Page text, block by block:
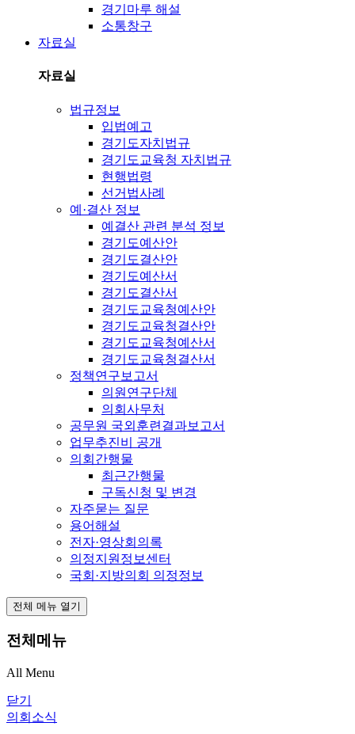
경기마루 해설
소통창구
자료실
자료실
법규정보
입법예고
경기도자치법규
경기도교육청 자치법규
현행법령
선거법사례
예·결산 정보
예결산 관련 분석 정보
경기도예산안
경기도결산안
경기도예산서
경기도결산서
경기도교육청예산안
경기도교육청결산안
경기도교육청예산서
경기도교육청결산서
정책연구보고서
의원연구단체
의회사무처
공무원 국외훈련결과보고서
업무추진비 공개
의회간행물
최근간행물
구독신청 및 변경
자주묻는 질문
용어해설
전자·영상회의록
의정지원정보센터
국회·지방의회 의정정보
전체 메뉴 열기
전체메뉴
All Menu
닫기
의회소식